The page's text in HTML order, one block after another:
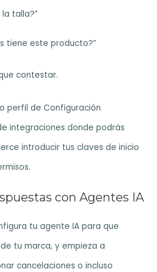
talla?”
tiene este producto?”
contestar.
perfil de Configuración
integraciones donde podrás
introducir tus claves de inicio
con Agentes IA
tu agente IA para que
tu marca, y empieza a
cancelaciones o incluso